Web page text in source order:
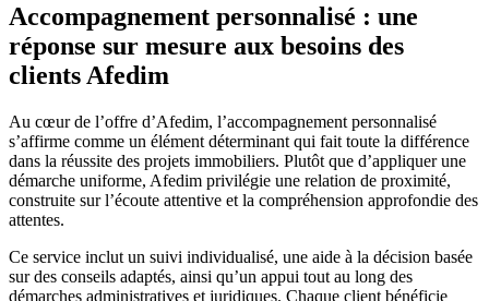
Accompagnement personnalisé : une
réponse sur mesure aux besoins des
clients Afedim
Au cœur de l’offre d’Afedim, l’accompagnement personnalisé
s’affirme comme un élément déterminant qui fait toute la différence
dans la réussite des projets immobiliers. Plutôt que d’appliquer une
démarche uniforme, Afedim privilégie une relation de proximité,
construite sur l’écoute attentive et la compréhension approfondie des
attentes.
Ce service inclut un suivi individualisé, une aide à la décision basée
sur des conseils adaptés, ainsi qu’un appui tout au long des
démarches administratives et juridiques. Chaque client bénéficie